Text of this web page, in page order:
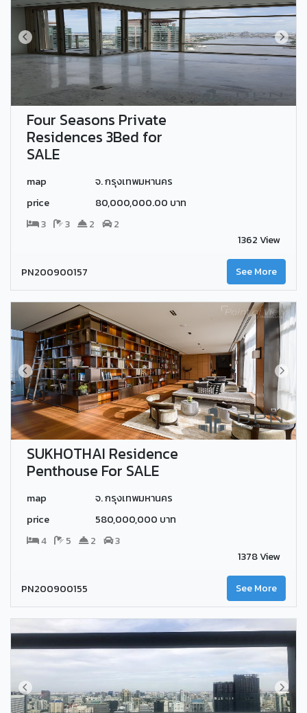
Four Seasons Private
Residences 3Bed for
SALE
map
จ. กรุงเทพมหานคร
price
80,000,000.00 บาท
3
3 2
2
1362 View
PN200900157 See More
SUKHOTHAI Residence
Penthouse For SALE
map
จ. กรุงเทพมหานคร
price
580,000,000 บาท
4
5 2
3
1378 View
PN200900155 See More